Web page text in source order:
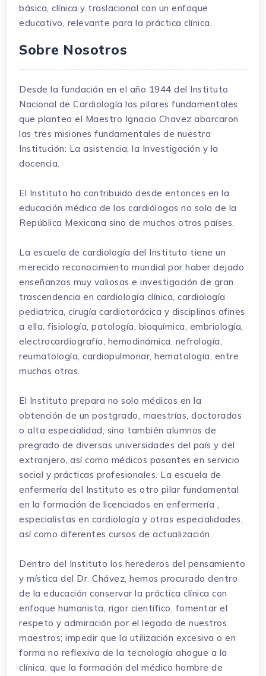
básica, clínica y traslacional con un enfoque
educativo, relevante para la práctica clínica.
Sobre Nosotros
Desde la fundación en el año 1944 del Instituto
Nacional de Cardiología los pilares fundamentales
que planteo el Maestro Ignacio Chavez abarcaron
las tres misiones fundamentales de nuestra
Institución: La asistencia, la Investigación y la
docencia.
El Instituto ha contribuido desde entonces en la
educación médica de los cardiólogos no solo de la
República Mexicana sino de muchos otros países.
La escuela de cardiología del Instituto tiene un
merecido reconocimiento mundial por haber dejado
enseñanzas muy valiosas e investigación de gran
trascendencia en cardiología clínica, cardiología
pediatrica, cirugía cardiotorácica y disciplinas afines
a ella. fisiología, patología, bioquímica, embriología,
electrocardiografía, hemodinámica, nefrología,
reumatología, cardiopulmonar, hematología, entre
muchas otras.
El Instituto prepara no solo médicos en la
obtención de un postgrado, maestrías, doctorados
o alta especialidad, sino también alumnos de
pregrado de diversas universidades del país y del
extranjero, así como médicos pasantes en servicio
social y prácticas profesionales. La escuela de
enfermería del Instituto es otro pilar fundamental
en la formación de licenciados en enfermería ,
especialistas en cardiología y otras especialidades,
así como diferentes cursos de actualización.
Dentro del Instituto los herederos del pensamiento
y mística del Dr. Chávez, hemos procurado dentro
de la educación conservar la práctica clínica con
enfoque humanista, rigor científico, fomentar el
respeto y admiración por el legado de nuestros
maestros; impedir que la utilización excesiva o en
forma no reflexiva de la tecnología ahogue a la
clínica, que la formación del médico hombre de